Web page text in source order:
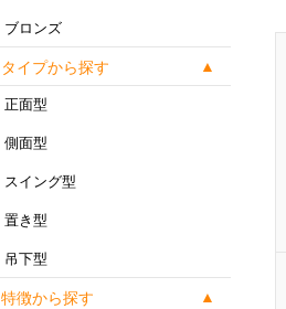
ブロンズ
タイプから探す
正面型
側面型
スイング型
置き型
吊下型
特徴から探す